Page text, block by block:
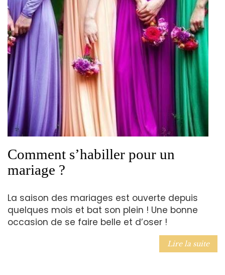
Comment s’habiller pour un
mariage ?
La saison des mariages est ouverte depuis
quelques mois et bat son plein ! Une bonne
occasion de se faire belle et d’oser !
Lire la suite